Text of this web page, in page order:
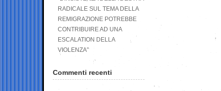
RADICALE SUL TEMA DELLA
REMIGRAZIONE POTREBBE
CONTRIBUIRE AD UNA
ESCALATION DELLA
VIOLENZA”
Commenti recenti